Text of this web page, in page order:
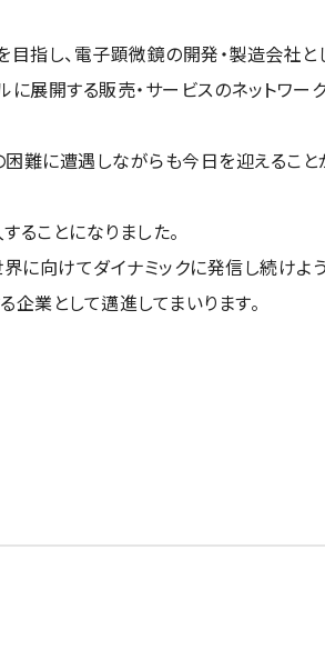
し、電子顕微鏡の開発・製造会社と
展開する販売・サービスのネットワ
難に遭遇しながらも今日を迎えるこ
ることになりました。
に向けてダイナミックに発信し続けよ
業として邁進してまいります。